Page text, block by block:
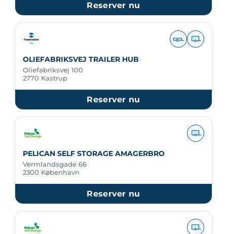
Reserver nu
OLIEFABRIKSVEJ TRAILER HUB
Oliefabriksvej 100
2770 Kastrup
Reserver nu
PELICAN SELF STORAGE AMAGERBRO
Vermlandsgade 66
2300 København
Reserver nu